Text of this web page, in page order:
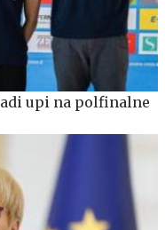
upi na polfinalne